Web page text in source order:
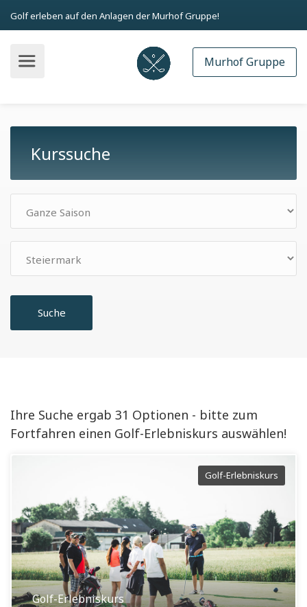
Golf erleben auf den Anlagen der Murhof Gruppe!
Murhof Gruppe
Kurssuche
Suche
Ihre Suche ergab 31 Optionen - bitte zum
Fortfahren einen Golf-Erlebniskurs auswählen!
Golf-Erlebniskurs
Golf-Erlebniskurs